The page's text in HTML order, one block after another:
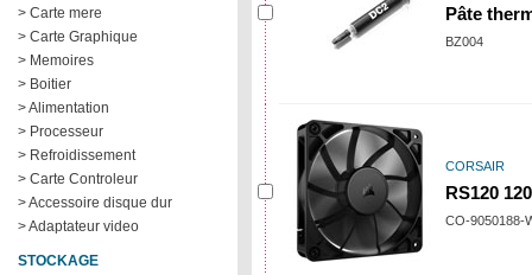
> Carte mere
> Carte Graphique
> Memoires
> Boitier
> Alimentation
> Processeur
> Refroidissement
> Carte Controleur
> Accessoire disque dur
> Adaptateur video
STOCKAGE
Pâte
BZ004
CORSAIR
RS120
CO-9050188-